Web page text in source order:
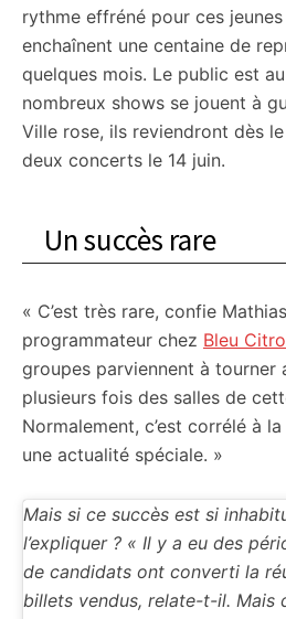
rythme effréné pour ces
enchaînent une centaine de
quelques mois. Le public est
nombreux shows se jouent à
Ville rose, ils reviendront dès
deux concerts le 14 juin.
Un succès rare
« C’est très rare, confie
programmateur chez Bleu
groupes parviennent à tourner
plusieurs fois des salles de
Normalement, c’est corrélé à
une actualité spéciale. »
Mais si ce succès est si
l’expliquer ? « Il y a eu des
de candidats ont converti la
billets vendus, relate-t-il. Mais